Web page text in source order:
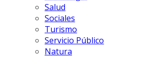
Salud
Sociales
Turismo
Servicio Público
Natura